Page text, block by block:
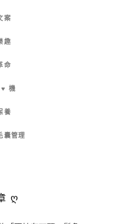
案
趣
命
機
養
囊管理
ღ